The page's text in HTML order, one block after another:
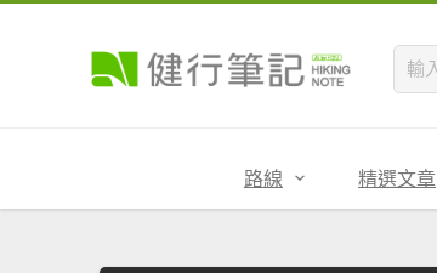
路線 精選文章